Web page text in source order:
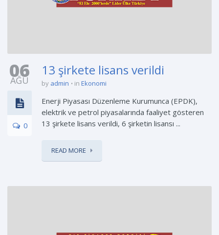
06
AĞU
0
13 şirkete lisans verildi
by admin in Ekonomi
Enerji Piyasası Düzenleme Kurumunca (EPDK),
elektrik ve petrol piyasalarında faaliyet gösteren
13 şirkete lisans verildi, 6 şirketin lisansı ...
READ MORE